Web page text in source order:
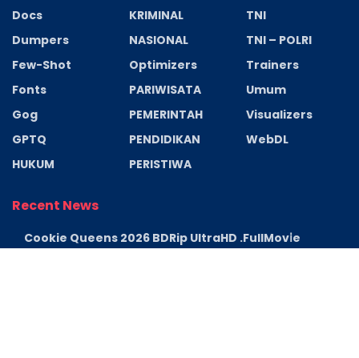
Docs
Dumpers
Few-Shot
Fonts
Gog
GPTQ
HUKUM
KRIMINAL
NASIONAL
Optimizers
PARIWISATA
PEMERINTAH
PENDIDIKAN
PERISTIWA
TNI
TNI – POLRI
Trainers
Umum
Visualizers
WebDL
Recent News
Cookie Queens 2026 BDRip UltraHD .FullMov𝗂e
Bolly4u .torrent